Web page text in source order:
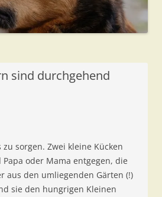
sind durchgehend
sorgen. Zwei kleine Kücken
oder Mama entgegen, die
aus den umliegenden Gärten (!)
sie den hungrigen Kleinen